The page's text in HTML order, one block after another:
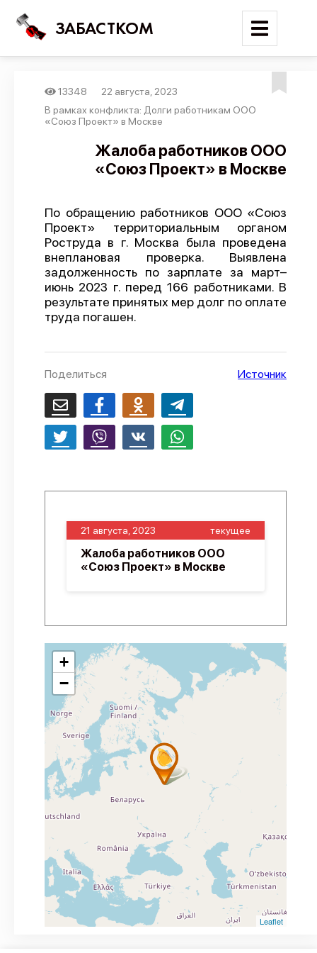
ЗАБАСТКОМ
Войти
Поиск
Новости
Трудовые конфликты
Отчеты
Предложить публикацию
Справочник
13348
22 августа, 2023
В рамках конфликта: Долги работникам ООО
«Союз Проект» в Москве
Жалоба работников ООО
«Союз Проект» в Москве
По обращению работников ООО «Союз
Проект» территориальным органом
Роструда в г. Москва была проведена
внеплановая проверка. Выявлена
задолженность по зарплате за март–
июнь 2023 г. перед 166 работниками. В
результате принятых мер долг по оплате
труда погашен.
Поделиться Источник
21 августа, 2023 текущее
Жалоба работников ООО
«Союз Проект» в Москве
+
−
Leaflet